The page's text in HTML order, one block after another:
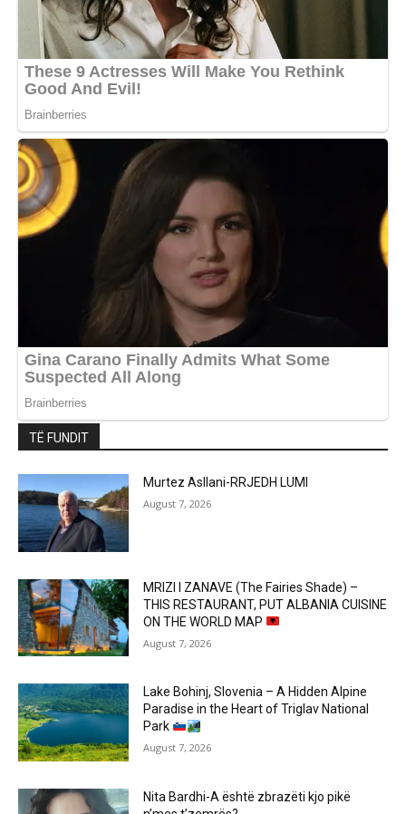
TË FUNDIT
Murtez Asllani-RRJEDH LUMI
August 7, 2026
MRIZI I ZANAVE (The Fairies Shade) –
THIS RESTAURANT, PUT ALBANIA CUISINE
ON THE WORLD MAP
August 7, 2026
Lake Bohinj, Slovenia – A Hidden Alpine
Paradise in the Heart of Triglav National
Park
August 7, 2026
Nita Bardhi-A është zbrazëti kjo pikë